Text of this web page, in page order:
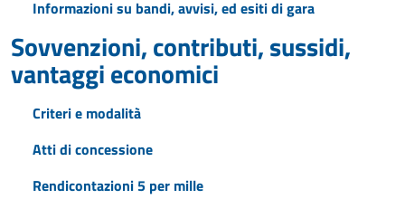
Informazioni su bandi, avvisi, ed esiti di gara
Sovvenzioni, contributi, sussidi,
vantaggi economici
Criteri e modalità
Atti di concessione
Rendicontazioni 5 per mille